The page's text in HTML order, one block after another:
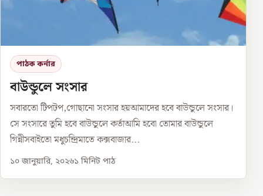
পাঠক কর্নার
বাউন্ডুলে সংসার
সবারতো টিপটপ,গোছানো সংসার হয়আমাদের হবে বাউন্ডুলে সংসার।
সে সংসারে তুমি হবে বাউন্ডুলে কর্তাআমি হবো তোমার বাউন্ডুলে
গিন্নীসবাইতো মধুচন্দ্রিমাতে কক্সবাজার...
১০ জানুয়ারি, ২০২৬১ মিনিট পাঠ